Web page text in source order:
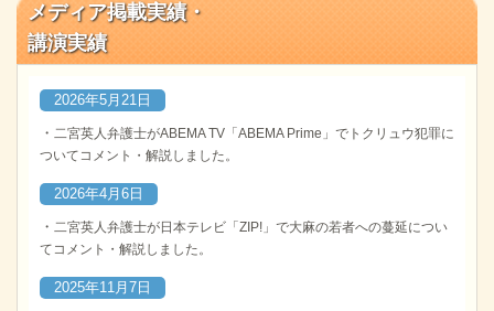
メディア掲載実績・
講演実績
2026年5月21日
・ 二宮英人弁護士がABEMA TV「ABEMA Prime」でトクリュウ犯罪に
ついてコメント・解説しました。
2026年4月6日
・ 二宮英人弁護士が日本テレビ「ZIP!」で大麻の若者への蔓延につい
てコメント・解説しました。
2025年11月7日